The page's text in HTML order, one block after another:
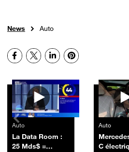
News Auto
Facebook
X LinkedInPinterest
Autres vidéos
Auto
La Data Room :
25 Mds$ =
Auto
C